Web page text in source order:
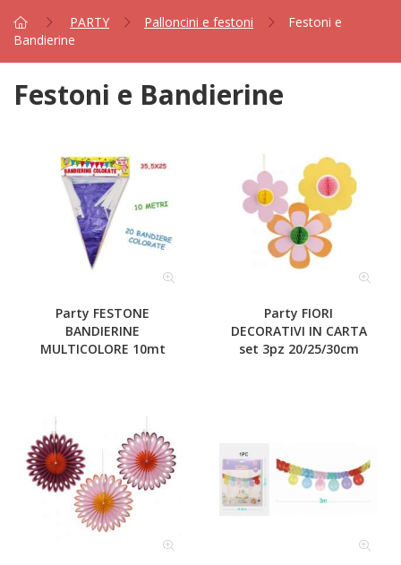
PARTY
Palloncini e festoni
Festoni e
Bandierine
Festoni e Bandierine
Party FESTONE
BANDIERINE
MULTICOLORE 10mt
Party FIORI
DECORATIVI IN CARTA
set 3pz 20/25/30cm